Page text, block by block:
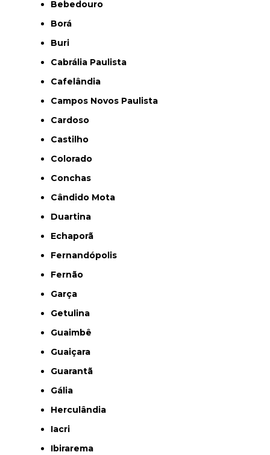
Bebedouro
Borá
Buri
Cabrália Paulista
Cafelândia
Campos Novos Paulista
Cardoso
Castilho
Colorado
Conchas
Cândido Mota
Duartina
Echaporã
Fernandópolis
Fernão
Garça
Getulina
Guaimbê
Guaiçara
Guarantã
Gália
Herculândia
Iacri
Ibirarema